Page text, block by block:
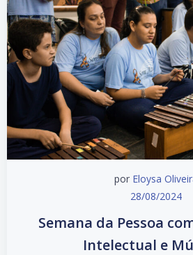
por Eloysa
28/08/2024
Semana da Pessoa
Intelectual e